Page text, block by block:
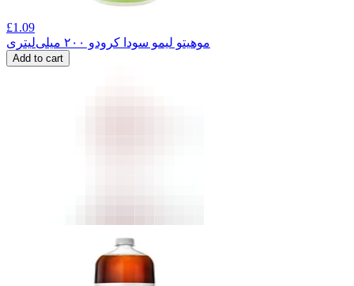
£1.09
موهیتو لیمو سودا کرودو ۲۰۰ میلی‌لیتری
Add to cart